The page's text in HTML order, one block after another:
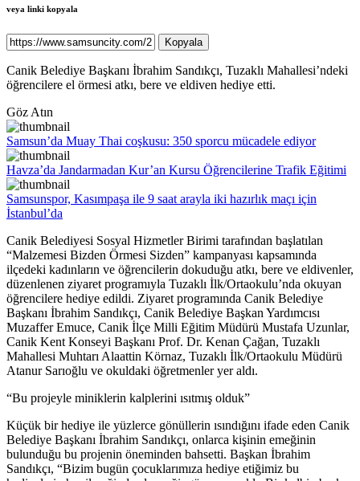
veya linki kopyala
Kopyala
Canik Belediye Başkanı İbrahim Sandıkçı, Tuzaklı Mahallesi’ndeki
öğrencilere el örmesi atkı, bere ve eldiven hediye etti.
Göz Atın
Samsun’da Muay Thai coşkusu: 350 sporcu mücadele ediyor
Havza’da Jandarmadan Kur’an Kursu Öğrencilerine Trafik Eğitimi
Samsunspor, Kasımpaşa ile 9 saat arayla iki hazırlık maçı için
İstanbul’da
Canik Belediyesi Sosyal Hizmetler Birimi tarafından başlatılan
“Malzemesi Bizden Örmesi Sizden” kampanyası kapsamında
ilçedeki kadınların ve öğrencilerin dokuduğu atkı, bere ve eldivenler,
düzenlenen ziyaret programıyla Tuzaklı İlk/Ortaokulu’nda okuyan
öğrencilere hediye edildi. Ziyaret programında Canik Belediye
Başkanı İbrahim Sandıkçı, Canik Belediye Başkan Yardımcısı
Muzaffer Emuce, Canik İlçe Milli Eğitim Müdürü Mustafa Uzunlar,
Canik Kent Konseyi Başkanı Prof. Dr. Kenan Çağan, Tuzaklı
Mahallesi Muhtarı Alaattin Körnaz, Tuzaklı İlk/Ortaokulu Müdürü
Atanur Sarıoğlu ve okuldaki öğretmenler yer aldı.
“Bu projeyle miniklerin kalplerini ısıtmış olduk”
Küçük bir hediye ile yüzlerce gönüllerin ısındığını ifade eden Canik
Belediye Başkanı İbrahim Sandıkçı, onlarca kişinin emeğinin
bulunduğu bu projenin öneminden bahsetti. Başkan İbrahim
Sandıkçı, “Bizim bugün çocuklarımıza hediye etiğimiz bu